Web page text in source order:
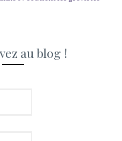
au blog !